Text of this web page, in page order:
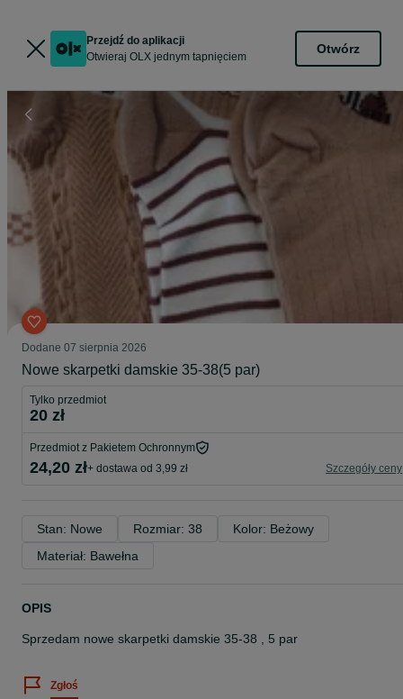
Przejdź do aplikacji
Otwieraj OLX jednym tapnięciem
Otwórz
Dodane 07 sierpnia 2026
Nowe skarpetki damskie 35-38(5 par)
Tylko przedmiot
20 zł
Przedmiot z Pakietem Ochronnym
24,20 zł+ dostawa od 3,99 zł Szczegóły ceny
Stan: Nowe Rozmiar: 38
Kolor: Beżowy
Materiał: Bawełna
OPIS
Sprzedam nowe skarpetki damskie 35-38 , 5 par
Zgłoś